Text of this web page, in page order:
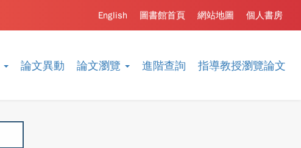
論文異動 論文瀏覽 進階查詢 指導教授瀏覽論文
個人書房
網站地圖
圖書館首頁
English